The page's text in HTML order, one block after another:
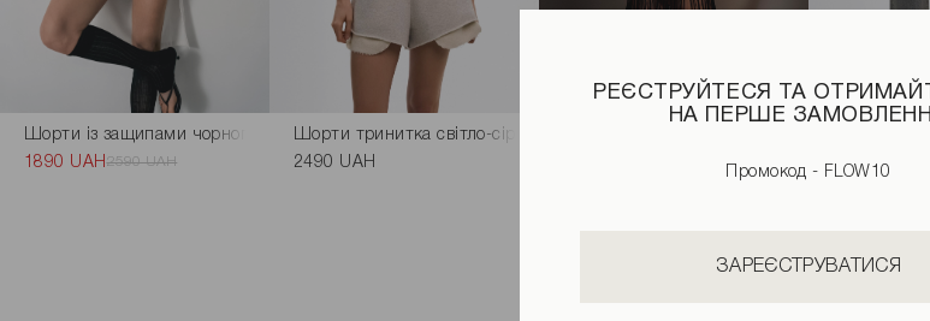
РЕЄСТРУЙТЕСЯ ТА
НА ПЕРШЕ
Промокод - FLOW10
ЗАРЕЄСТРУВАТИСЯ
Шорти із защипами чорного кольору
1890 UAH 2590 UAH
Шорти тринитка світло-сірого кольору
2490 UAH
Джинси
1890 UAH